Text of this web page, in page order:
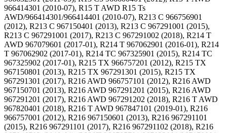
966414301 (2010-07), R15 T AWD R15 Ts
AWD/966414301/966414401 (2010-07), R213 C 966756901
(2012), R213 C 967150401 (2013), R213 C 967291001 (2015),
R213 C 967291001 (2017), R213 C 967291002 (2018), R214 T
AWD 967079601 (2017-01), R214 T 967062901 (2016-01), R214
T 967062902 (2017-01), R214 TC 967325901 (2015), R214 TC
967325902 (2017-01), R215 TX 966757201 (2012), R215 TX
967150801 (2013), R215 TX 967291301 (2015), R215 TX
967291301 (2017), R216 AWD 966757101 (2012), R216 AWD
967150701 (2013), R216 AWD 967291201 (2015), R216 AWD
967291201 (2017), R216 AWD 967291202 (2018), R216 T AWD
967820401 (2018), R216 T AWD 967847101 (2019-01), R216
966757001 (2012), R216 967150601 (2013), R216 967291101
(2015), R216 967291101 (2017), R216 967291102 (2018), R216